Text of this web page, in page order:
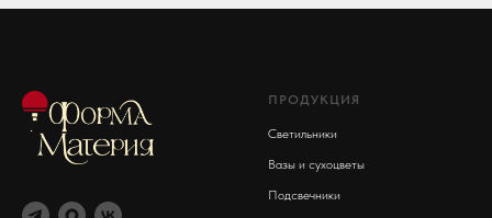
ПРОДУКЦИЯ
Светильники
Вазы и сухоцветы
Подсвечники